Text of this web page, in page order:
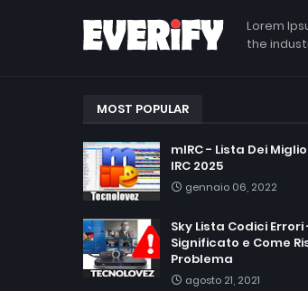
Lorem
the
MOST POPULAR
mIRC - Lista Dei
IRC 2025
gennaio 06, 2022
Sky Lista Codici Errori
Significato e Come
Problema
agosto 21, 2021